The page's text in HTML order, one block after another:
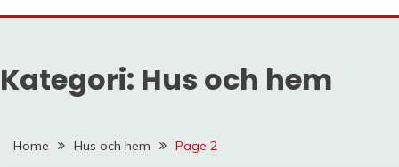
Kategori: Hus och hem
Home Hus och hem Page 2